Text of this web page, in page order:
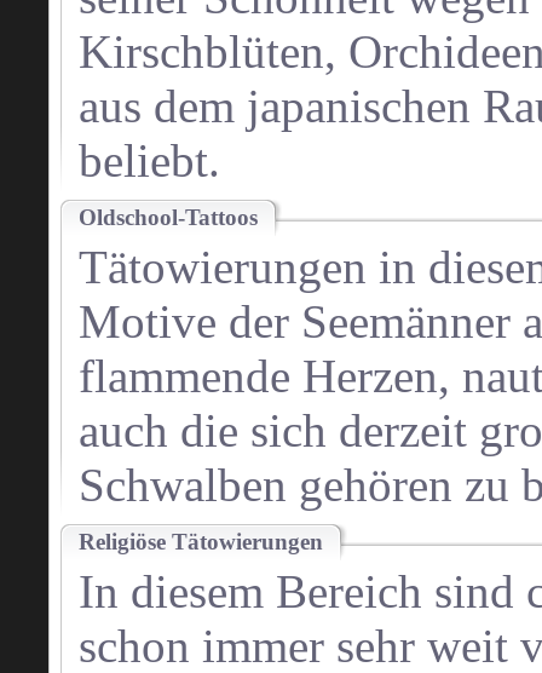
Kirschblüten,
aus dem japanischen
beliebt.
Oldschool-Tattoos
Tätowierungen in
Motive der Seemänner
flammende Herzen,
auch die sich derzeit
Schwalben gehören zu
Religiöse Tätowierungen
In diesem Bereich
schon immer sehr weit